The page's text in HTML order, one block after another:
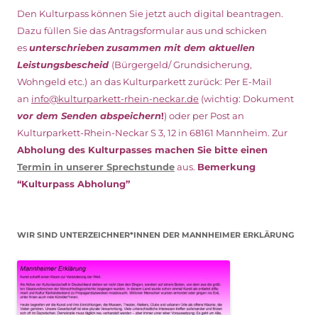
Den Kulturpass können Sie jetzt auch digital beantragen.
Dazu füllen Sie das Antragsformular aus und schicken
esunterschriebenzusammen mit dem aktuellen
Leistungsbescheid (Bürgergeld/ Grundsicherung,
Wohngeld etc.) an das Kulturparkett zurück: Per E-Mail
an info@kulturparkett-rhein-neckar.de (wichtig: Dokument
vor dem Senden abspeichern!) oder per Post an
Kulturparkett-Rhein-Neckar S 3, 12 in 68161 Mannheim. Zur
Abholung des Kulturpasses machen Sie bitte einen
Termin in unserer Sprechstundeaus. Bemerkung
“Kulturpass Abholung”
WIR SIND UNTERZEICHNER*INNEN DER MANNHEIMER ERKLÄRUNG